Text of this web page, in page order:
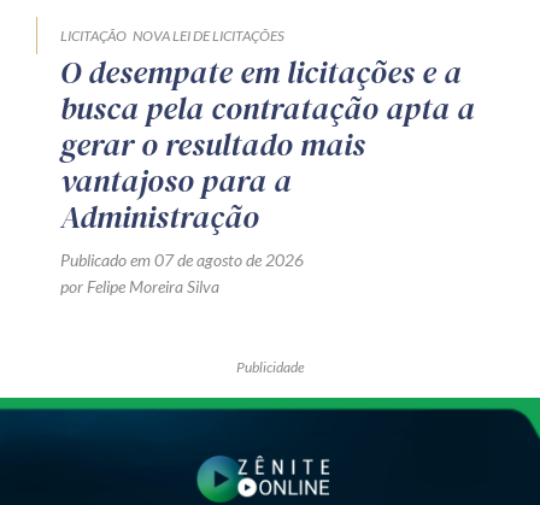
LICITAÇÃO NOVA LEI DE LICITAÇÕES
O desempate em licitações e a
busca pela contratação apta a
gerar o resultado mais
vantajoso para a
Administração
Publicado em 07 de agosto de 2026
por Felipe Moreira Silva
Publicidade